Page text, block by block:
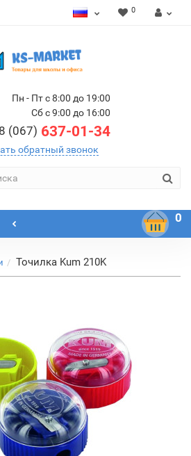
0
Пн - Пт с 8:00 до 19:00
Сб с 9:00 до 16:00
(067) 637-01-34
обратный звонок
0
Точилка Kum 210K